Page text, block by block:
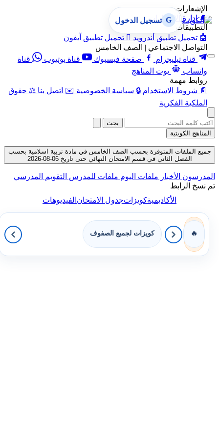
الإشعارات
🔔 إدارة الإشعارات
التطبيقات
🤖 تحميل تطبيق أندرويد  تحميل تطبيق آيفون
التواصل الاجتماعي | الصف الخامس
قناة تيليجرام
صفحة فيسبوك قناة يوتيوب
قناة
واتساب
بوت المناهج
روابط مهمة
📄 شروط الاستخدام 🔒 سياسة الخصوصية ✉️ اتصل بنا ⚖️ حقوق
الملكية الفكرية
G تسجيل الدخول
بحث
المناهج الكويتية
جميع الملفات المتوفرة بحسب الصف الخامس في مادة تربية اسلامية بحسب
الفصل الثاني في قسم الامتحان النهائي حتى تاريخ 06-08-2026
المدرسون الأخبار ملفات اليوم ملفات للمدرس التقويم المدرسي
تم نسخ الرابط
الأكاديميةكويزاتجدول الامتحانالفيديوهات
🔥 كويزات لجميع الصفوف